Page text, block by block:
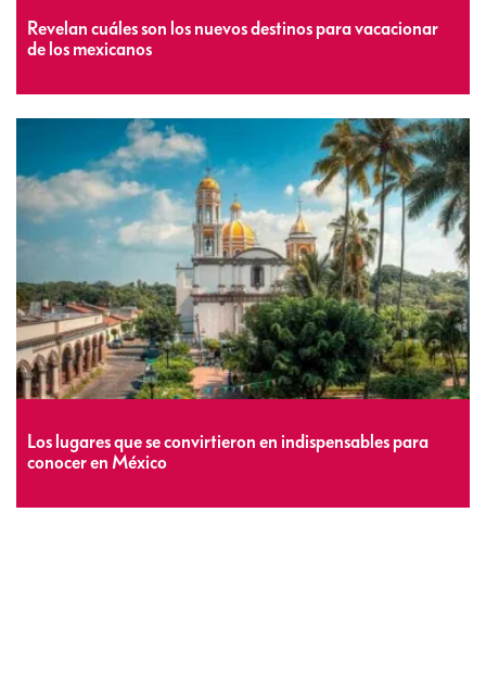
Revelan cuáles son los nuevos destinos para vacacionar
de los mexicanos
Los lugares que se convirtieron en indispensables para
conocer en México